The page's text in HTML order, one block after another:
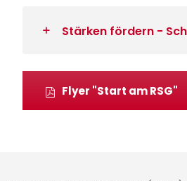
Stärken fördern -
Flyer "Start am RSG"